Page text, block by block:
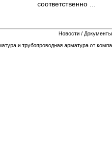
соответственно ...
Новости / Документы
и трубопроводная арматура от